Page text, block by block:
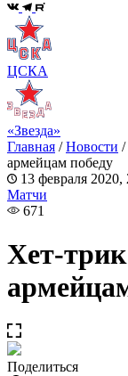
ЦСКА
«Звезда»
Главная /Новости /
армейцам победу
13 февраля 2020,
Матчи
671
Хет-
Поделиться